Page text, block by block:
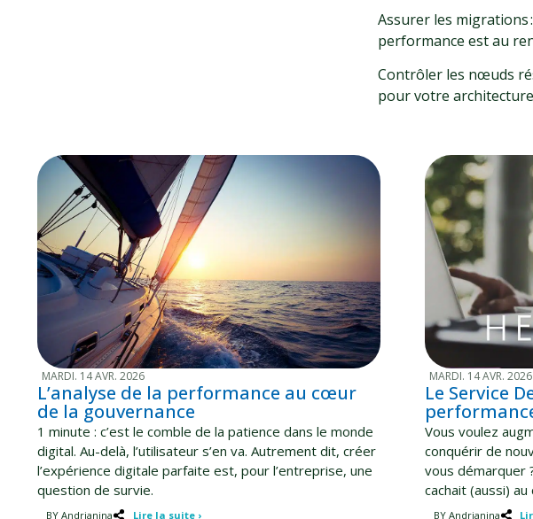
Assurer les migrations
performance est au
Contrôler les nœuds
pour votre
MARDI. 14 AVR. 2026
L’analyse de la performance au cœur
de la gouvernance
1 minute : c’est le comble de la patience dans le monde
digital. Au-delà, l’utilisateur s’en va. Autrement dit, créer
l’expérience digitale parfaite est, pour l’entreprise, une
question de survie.
BY Andrianina Lire la suite ›
MARDI. 14 AVR. 2026
Le Service
Vous voulez
conquérir de
vous démarquer
cachait (aussi)
BY Andrianina